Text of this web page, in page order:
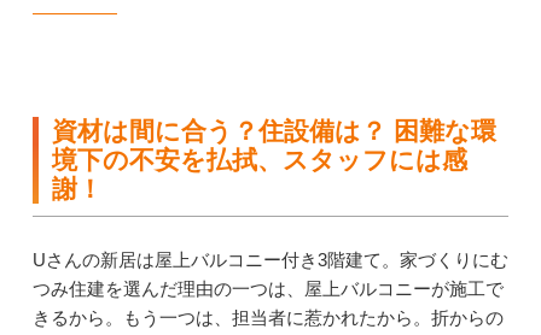
資材は間に合う？住設備は？ 困難な環
境下の不安を払拭、スタッフには感
謝！
Uさんの新居は屋上バルコニー付き3階建て。家づくりにむ
つみ住建を選んだ理由の一つは、屋上バルコニーが施工で
きるから。もう一つは、担当者に惹かれたから。折からの